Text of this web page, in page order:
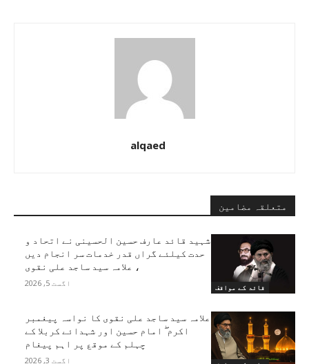
alqaed
متعلقہ مضامین
قائد کے مواقف
شہید قائد عارف حسین الحسینی نے اتحاد و
حدت کیلئے گراں قدر خدمات سر انجام دیں
، علامہ سید ساجد علی نقوی
اگست 5, 2026
علامہ سید ساجد علی نقوی کا نواسہ پیغمبر
اکرم ۖ امام حسین اور شہدائے کربلا کے
چہلم کے موقع پر اہم پیغام
اگست 3, 2026